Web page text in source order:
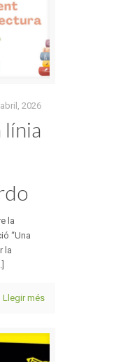
2026
línia
la
“Una
la
Llegir més